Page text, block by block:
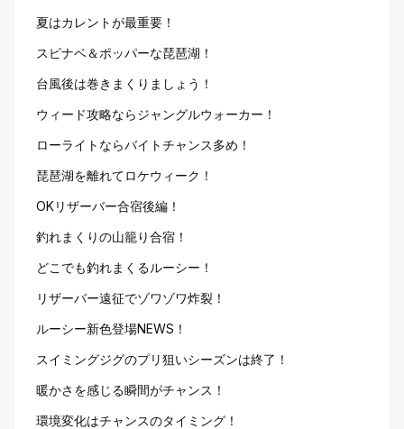
夏はカレントが最重要！
スピナベ＆ポッパーな琵琶湖！
台風後は巻きまくりましょう！
ウィード攻略ならジャングルウォーカー！
ローライトならバイトチャンス多め！
琵琶湖を離れてロケウィーク！
OKリザーバー合宿後編！
釣れまくりの山籠り合宿！
どこでも釣れまくるルーシー！
リザーバー遠征でゾワゾワ炸裂！
ルーシー新色登場NEWS！
スイミングジグのプリ狙いシーズンは終了！
暖かさを感じる瞬間がチャンス！
環境変化はチャンスのタイミング！